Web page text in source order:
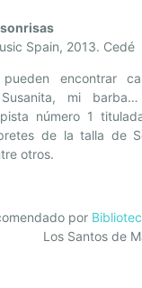
Spain, 2013. Cedé
encontrar
Susanita, mi
número 1
de la talla de
otros.
por
Los Santos de